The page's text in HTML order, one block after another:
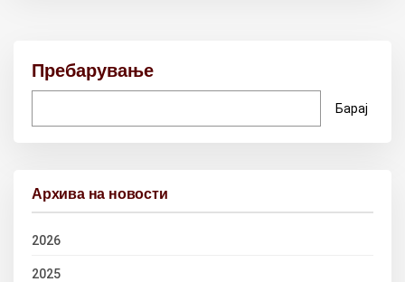
Пребарување
Барај
Архива на новости
2026
2025